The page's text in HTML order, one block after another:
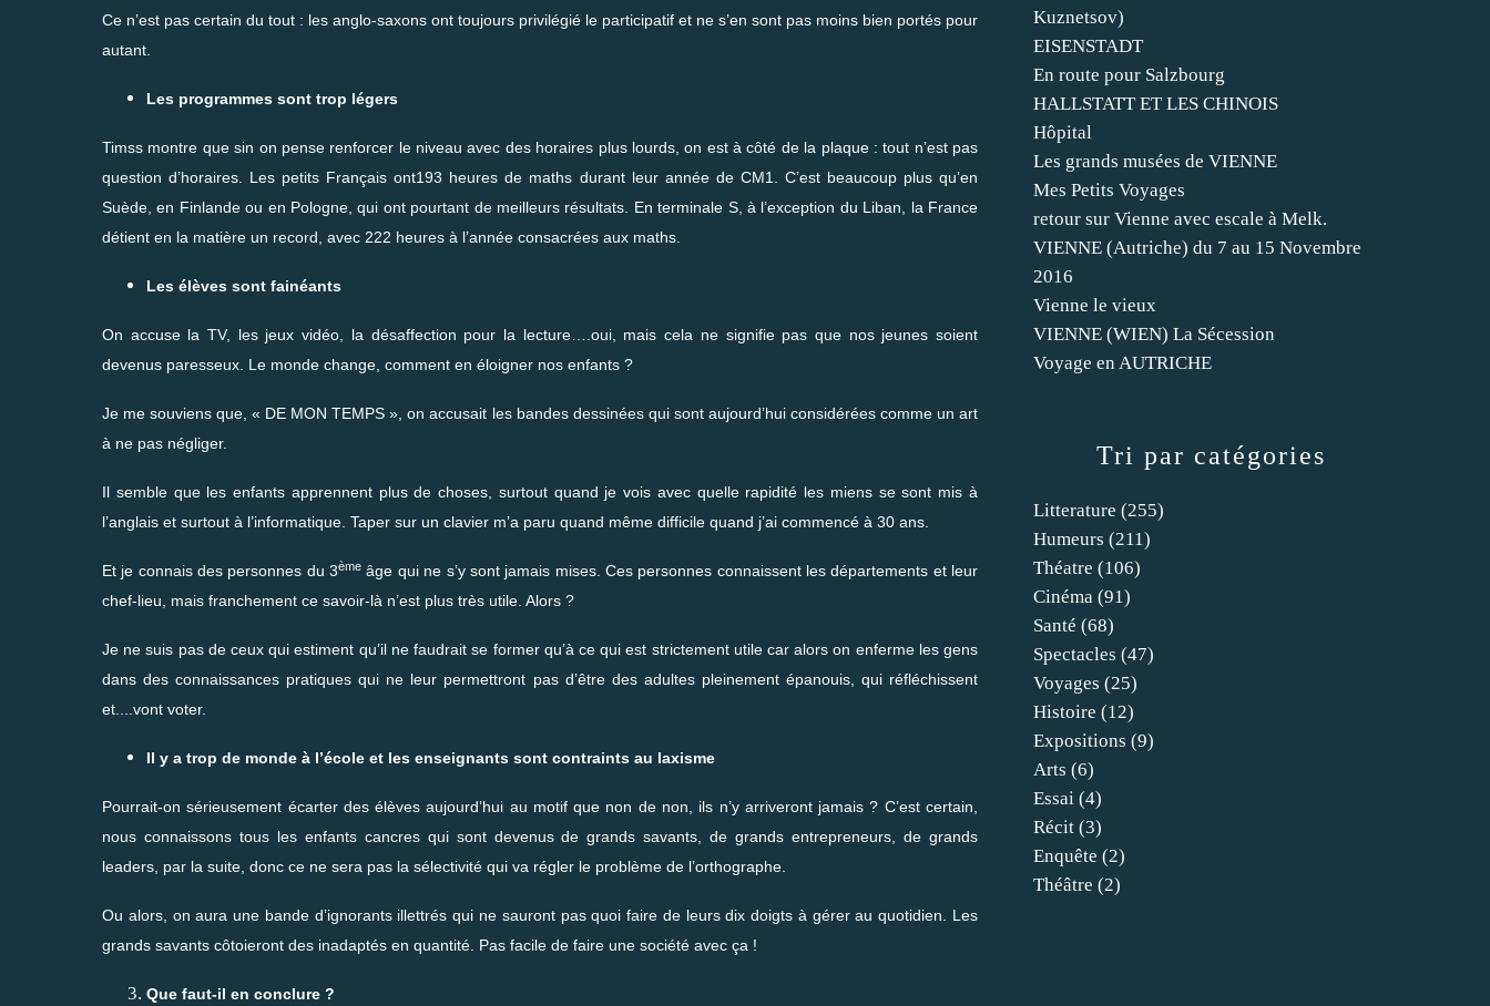
Ce n’est pas certain du tout : les anglo-saxons ont toujours privilégié le participatif et ne s’en sont pas moins bien portés pour
autant.
Les programmes sont trop légers
Timss montre que sin on pense renforcer le niveau avec des horaires plus lourds, on est à côté de la plaque : tout n’est pas
question d’horaires. Les petits Français ont193 heures de maths durant leur année de CM1. C’est beaucoup plus qu’en
Suède, en Finlande ou en Pologne, qui ont pourtant de meilleurs résultats. En terminale S, à l’exception du Liban, la France
détient en la matière un record, avec 222 heures à l’année consacrées aux maths.
Les élèves sont fainéants
On accuse la TV, les jeux vidéo, la désaffection pour la lecture….oui, mais cela ne signifie pas que nos jeunes soient
devenus paresseux. Le monde change, comment en éloigner nos enfants ?
Je me souviens que, « DE MON TEMPS », on accusait les bandes dessinées qui sont aujourd’hui considérées comme un art
à ne pas négliger.
Il semble que les enfants apprennent plus de choses, surtout quand je vois avec quelle rapidité les miens se sont mis à
l’anglais et surtout à l’informatique. Taper sur un clavier m’a paru quand même difficile quand j’ai commencé à 30 ans.
Et je connais des personnes du 3ème âge qui ne s’y sont jamais mises. Ces personnes connaissent les départements et leur
chef-lieu, mais franchement ce savoir-là n’est plus très utile. Alors ?
Je ne suis pas de ceux qui estiment qu’il ne faudrait se former qu’à ce qui est strictement utile car alors on enferme les gens
dans des connaissances pratiques qui ne leur permettront pas d’être des adultes pleinement épanouis, qui réfléchissent
et....vont voter.
Il y a trop de monde à l’école et les enseignants sont contraints au laxisme
Pourrait-on sérieusement écarter des élèves aujourd’hui au motif que non de non, ils n’y arriveront jamais ? C’est certain,
nous connaissons tous les enfants cancres qui sont devenus de grands savants, de grands entrepreneurs, de grands
leaders, par la suite, donc ce ne sera pas la sélectivité qui va régler le problème de l’orthographe.
Ou alors, on aura une bande d’ignorants illettrés qui ne sauront pas quoi faire de leurs dix doigts à gérer au quotidien. Les
grands savants côtoieront des inadaptés en quantité. Pas facile de faire une société avec ça !
Que faut-il en conclure ?
Tri par catégories
Litterature (255)
Humeurs (211)
Théatre (106)
Cinéma (91)
Santé (68)
Spectacles (47)
Voyages (25)
Histoire (12)
Expositions (9)
Arts (6)
Essai (4)
Récit (3)
Enquête (2)
Théâtre (2)
Kuznetsov)
EISENSTADT
En route pour Salzbourg
HALLSTATT ET LES CHINOIS
Hôpital
Les grands musées de VIENNE
Mes Petits Voyages
retour sur Vienne avec escale à Melk.
VIENNE (Autriche) du 7 au 15 Novembre
2016
Vienne le vieux
VIENNE (WIEN) La Sécession
Voyage en AUTRICHE